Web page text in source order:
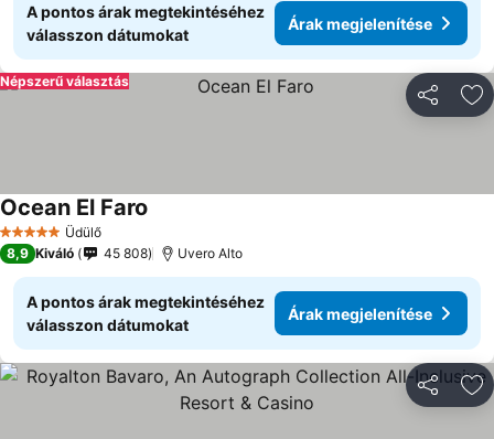
A pontos árak megtekintéséhez
válasszon dátumokat
Árak megjelenítése
Népszerű választás
5 KategóriaÜdülő
Ocean El Faro
8,9 Kiváló 45 808 Uvero Alto
A pontos árak megtekintéséhez
válasszon dátumokat
Árak megjelenítése